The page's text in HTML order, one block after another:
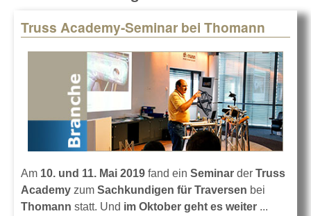
Truss Academy-Seminar bei Thomann
Am 10. und 11. Mai 2019 fand ein Seminar der Truss
Academy zum Sachkundigen für Traversen bei
Thomann statt. Und im Oktober geht es weiter ...
Pages